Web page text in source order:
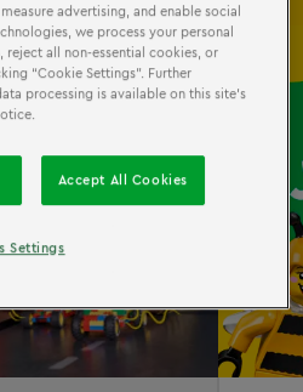
Online vanaf
€21
advertising, and enable social
we process your personal
reject all non-essential cookies, or
“Cookie Settings”. Further
processing is available on this site’s
Accept All Cookies
Settings